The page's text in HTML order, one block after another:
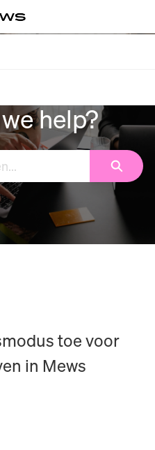
help?
Zoeken
toe voor
in Mews